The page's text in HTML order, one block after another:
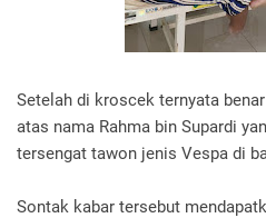
Setelah di kroscek ternyata
atas nama Rahma bin Supardi
tersengat tawon jenis Vespa di
Sontak kabar tersebut